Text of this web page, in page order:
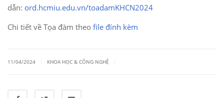
dẫn: ord.hcmiu.edu.vn/toadamKHCN2024
Chi tiết về Tọa đàm theo file đính kèm
11/04/2024 KHOA HỌC & CÔNG NGHỆ